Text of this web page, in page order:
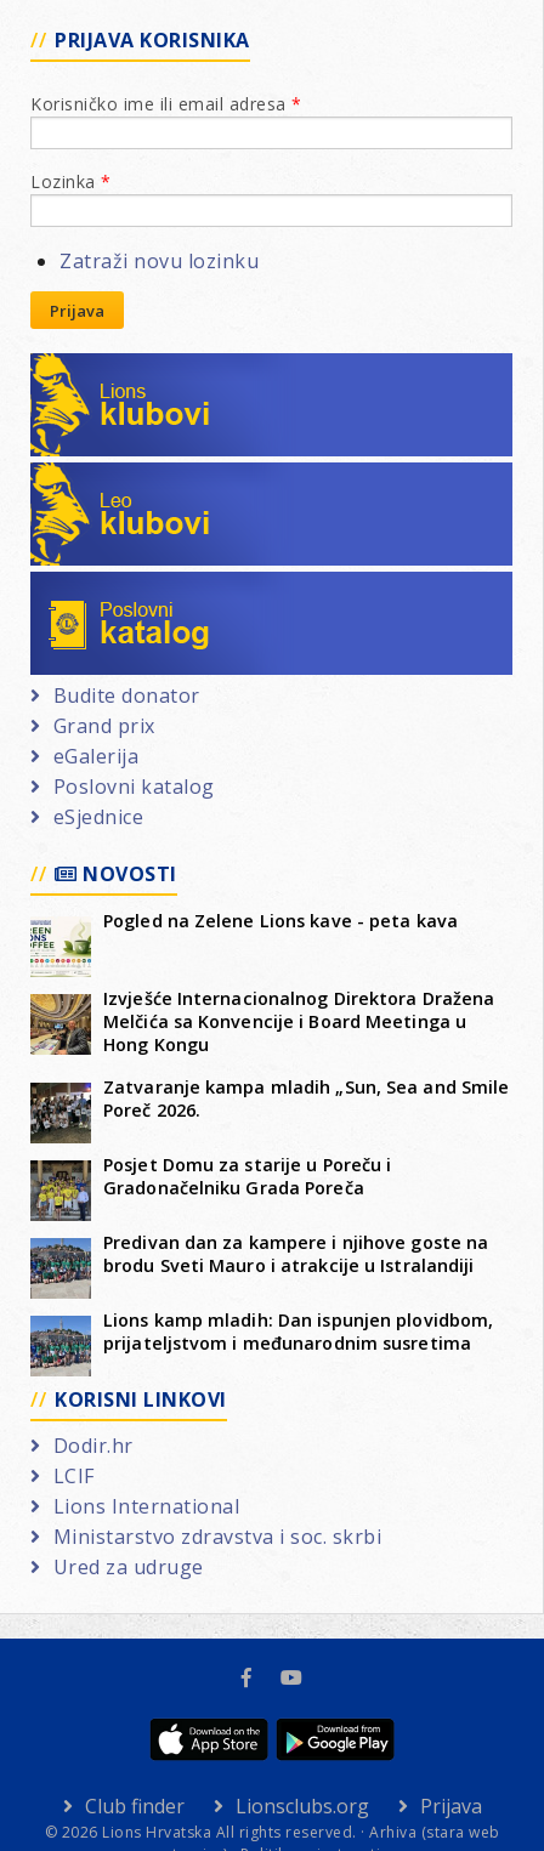
PRIJAVA KORISNIKA
Korisničko ime ili email adresa *
Lozinka *
Zatraži novu lozinku
Prijava
Lions klubovi
Leo klubovi
Budite donator
Grand prix
eGalerija
Poslovni katalog
eSjednice
NOVOSTI
Pogled na Zelene Lions kave - peta kava
Izvješće Internacionalnog Direktora Dražena
Melčića sa Konvencije i Board Meetinga u
Hong Kongu
Zatvaranje kampa mladih „Sun, Sea and Smile
Poreč 2026.
Posjet Domu za starije u Poreču i
Gradonačelniku Grada Poreča
Predivan dan za kampere i njihove goste na
brodu Sveti Mauro i atrakcije u Istralandiji
Lions kamp mladih: Dan ispunjen plovidbom,
prijateljstvom i međunarodnim susretima
KORISNI LINKOVI
Dodir.hr
LCIF
Lions International
Ministarstvo zdravstva i soc. skrbi
Ured za udruge
Club finder Lionsclubs.org Prijava
© 2026 Lions Hrvatska All rights reserved. · Arhiva (stara web